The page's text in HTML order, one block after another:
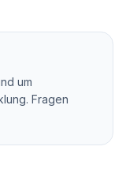
um
Fragen